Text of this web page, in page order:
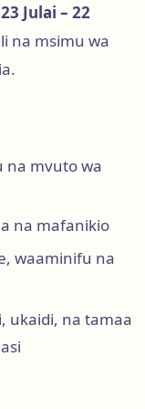
23 Julai – 22
na msimu wa
na mvuto wa
na mafanikio
waaminifu na
ukaidi, na tamaa